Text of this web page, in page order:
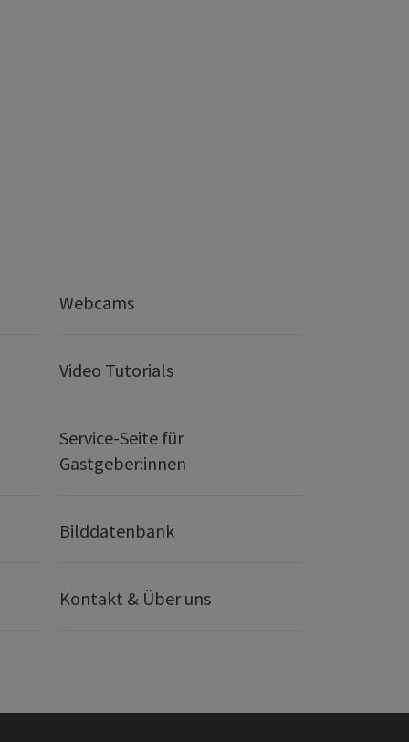
Webcams
Video Tutorials
Service-Seite für
Gastgeber:innen
Bilddatenbank
Kontakt & Über uns